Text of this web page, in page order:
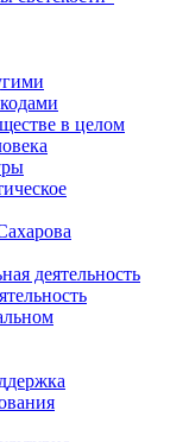
в целом
деятельность